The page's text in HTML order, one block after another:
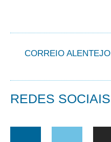
CORREIO ALENTEJO
REDES SOCIAIS